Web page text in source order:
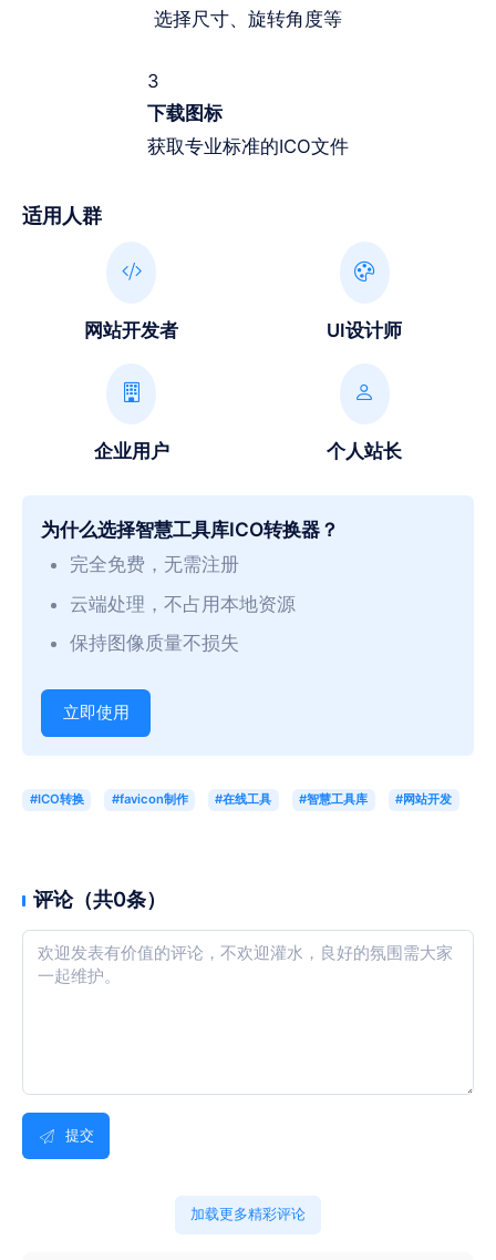
选择尺寸、旋转角度等
3
下载图标
获取专业标准的ICO文件
适用人群
网站开发者 UI设计师
企业用户 个人站长
为什么选择智慧工具库ICO转换器？
完全免费，无需注册
云端处理，不占用本地资源
保持图像质量不损失
立即使用
#ICO转换 #favicon制作 #在线工具 #智慧工具库 #网站开发
评论（共0条）
提交
加载更多精彩评论